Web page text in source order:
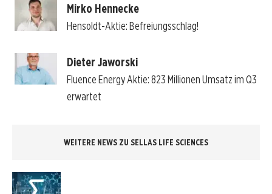
Mirko Hennecke
Hensoldt-Aktie: Befreiungsschlag!
Dieter Jaworski
Fluence Energy Aktie: 823 Millionen Umsatz im Q3
erwartet
WEITERE NEWS ZU SELLAS LIFE SCIENCES